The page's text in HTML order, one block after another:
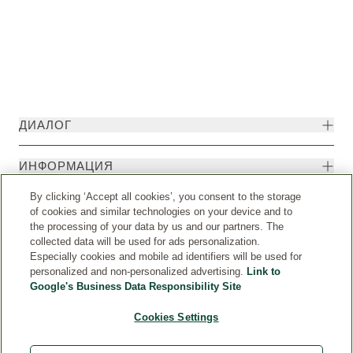
ДИАЛОГ
ИНФОРМАЦИЯ
Страна © Weleda 2026
By clicking ‘Accept all cookies’, you consent to the storage
of cookies and similar technologies on your device and to
the processing of your data by us and our partners. The
collected data will be used for ads personalization.
Especially cookies and mobile ad identifiers will be used for
personalized and non-personalized advertising. Link to
Google's Business Data Responsibility Site
Cookies Settings